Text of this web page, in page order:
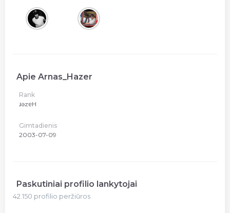
Apie Arnas_Hazer
Rank
ɹǝzɐH
Gimtadienis
2003-07-09
Paskutiniai profilio lankytojai
42.150 profilio peržiūros